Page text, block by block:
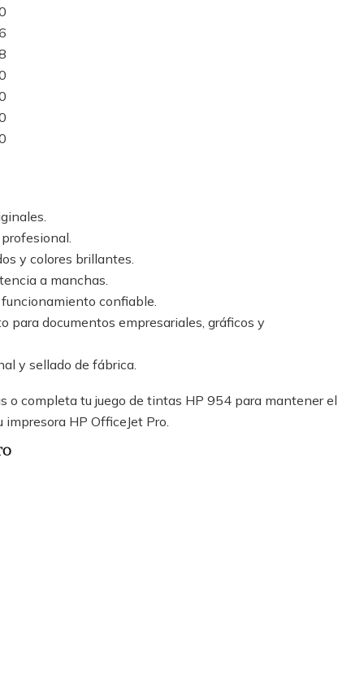
y colores brillantes.
a manchas.
confiable.
para documentos empresariales, gráficos y
y sellado de fábrica.
o completa tu juego de tintas HP 954 para mantener el
HP OfficeJet Pro.